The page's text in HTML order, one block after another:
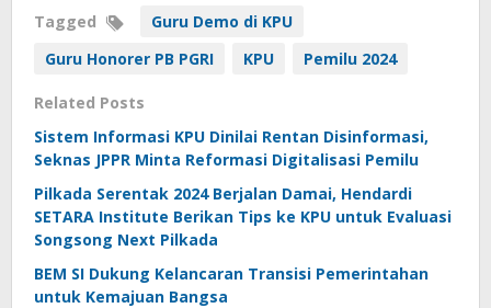
Tagged
Guru Demo di KPU
Guru Honorer PB PGRI
KPU Pemilu 2024
Related Posts
Sistem Informasi KPU Dinilai Rentan Disinformasi,
Seknas JPPR Minta Reformasi Digitalisasi Pemilu
Pilkada Serentak 2024 Berjalan Damai, Hendardi
SETARA Institute Berikan Tips ke KPU untuk Evaluasi
Songsong Next Pilkada
BEM SI Dukung Kelancaran Transisi Pemerintahan
untuk Kemajuan Bangsa